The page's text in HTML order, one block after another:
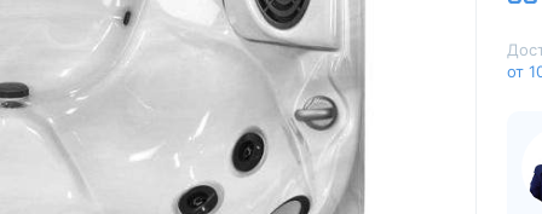
Из Германии
Из Китая
Из Канады
Из Венгрии
Из Чехии
Jazzi Pool
Sundance Spas
Yokozuna
от